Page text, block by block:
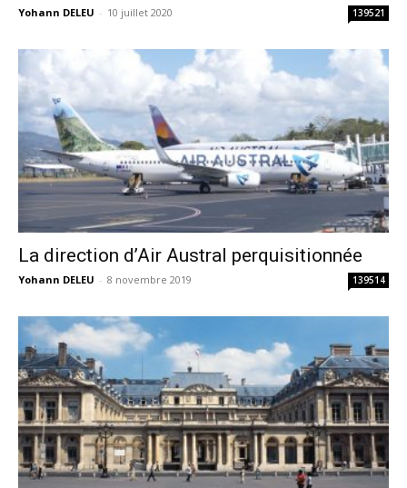
Yohann DELEU - 10 juillet 2020 139521
La direction d’Air Austral perquisitionnée
Yohann DELEU - 8 novembre 2019 139514